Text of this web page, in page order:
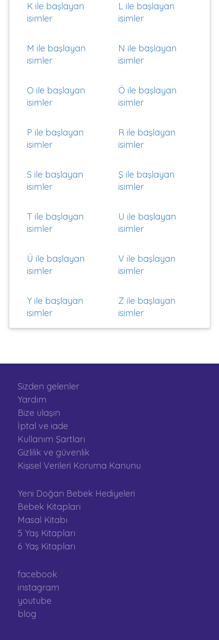
K ile başlayan
isimler
L ile başlayan
isimler
M ile başlayan
isimler
N ile başlayan
isimler
O ile başlayan
isimler
Ö ile başlayan
isimler
P ile başlayan
isimler
R ile başlayan
isimler
S ile başlayan
isimler
Ş ile başlayan
isimler
T ile başlayan
isimler
U ile başlayan
isimler
Ü ile başlayan
isimler
V ile başlayan
isimler
Y ile başlayan
isimler
Z ile başlayan
isimler
Sizden gelenler
Yardım
Bize ulaşın
İptal ve iade
Kullanım Şartları
Gizlilik ve güvenlik
Kişisel Verileri Koruma Kanunu
Yeni Doğan Bebek Hediyeleri
Bebek Kitapları
Masal Kitabı
5 Yaş Kitapları
6 Yaş Kitapları
facebook
instagram
youtube
blog